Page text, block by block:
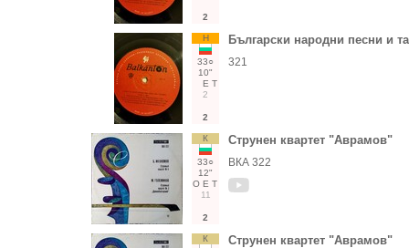
2
Н
33○
10"
Е Т
2
2
Български народни песни и
321
К
33○
12"
О Е Т
11
2
Струнен квартет "Аврамов"
ВКА 322
К Струнен квартет "Аврамов"